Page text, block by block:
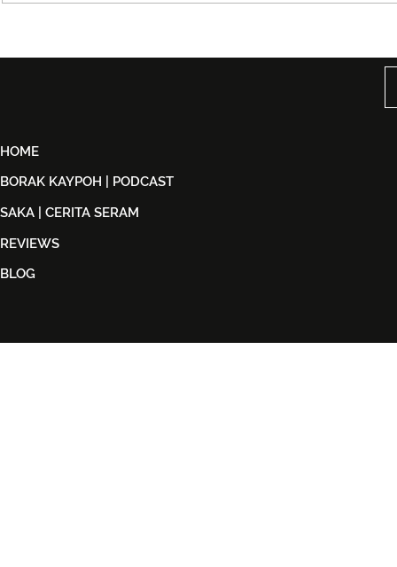
Back in
HOME
BORAK KAYPOH | PODCAST
SAKA | CERITA SERAM
REVIEWS
BLOG